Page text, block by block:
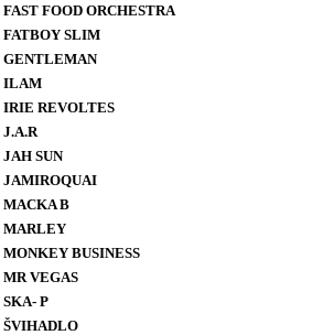
FAST FOOD ORCHESTRA
FATBOY SLIM
GENTLEMAN
ILAM
IRIE REVOLTES
J.A.R
JAH SUN
JAMIROQUAI
MACKA B
MARLEY
MONKEY BUSINESS
MR VEGAS
SKA- P
ŠVIHADLO